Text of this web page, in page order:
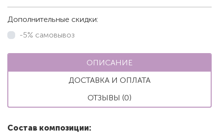
Дополнительные скидки:
-5% самовывоз
ОПИСАНИЕ
ДОСТАВКА И ОПЛАТА
ОТЗЫВЫ (0)
Состав композиции: